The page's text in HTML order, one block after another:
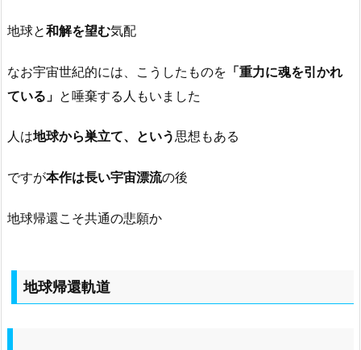
地球と和解を望む気配
なお宇宙世紀的には、こうしたものを 「重力に魂を引かれ
ている」 と唾棄する人もいました
人は地球から巣立て、という思想もある
ですが本作は長い宇宙漂流の後
地球帰還こそ共通の悲願か
地球帰還軌道